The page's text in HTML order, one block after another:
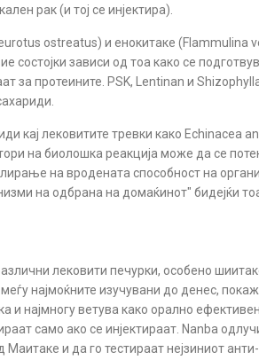
рак (и тој се инјектира).
ostreatus) и енокитаке (Flammulina
зависи од тоа како се
за протеините. PSK, Lentinan и
кај лековитите тревки како Echinacea
на биолошка реакција може да се
на вродената способност на
на одбрана на домаќинот" бидејќи
лековити печурки, особено
најмоќните изучувани до денес,
и најмногу ветува како орално
само ако се инјектираат. Nanba
и да го тестираат нејзиниот